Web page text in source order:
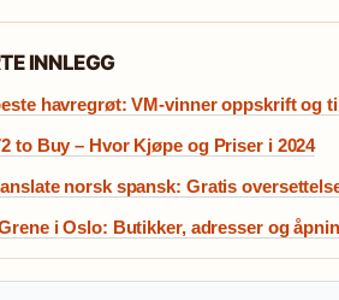
INNLEGG
havregrøt: VM-vinner oppskrift og
to Buy – Hvor Kjøpe og Priser i 2024
norsk spansk: Gratis
i Oslo: Butikker, adresser og